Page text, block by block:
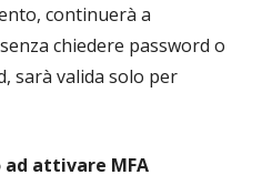
continuerà a
chiedere password o
sarà valida solo per
attivare MFA